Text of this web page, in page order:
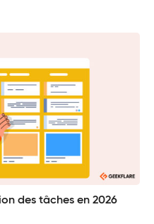
des tâches en 2026